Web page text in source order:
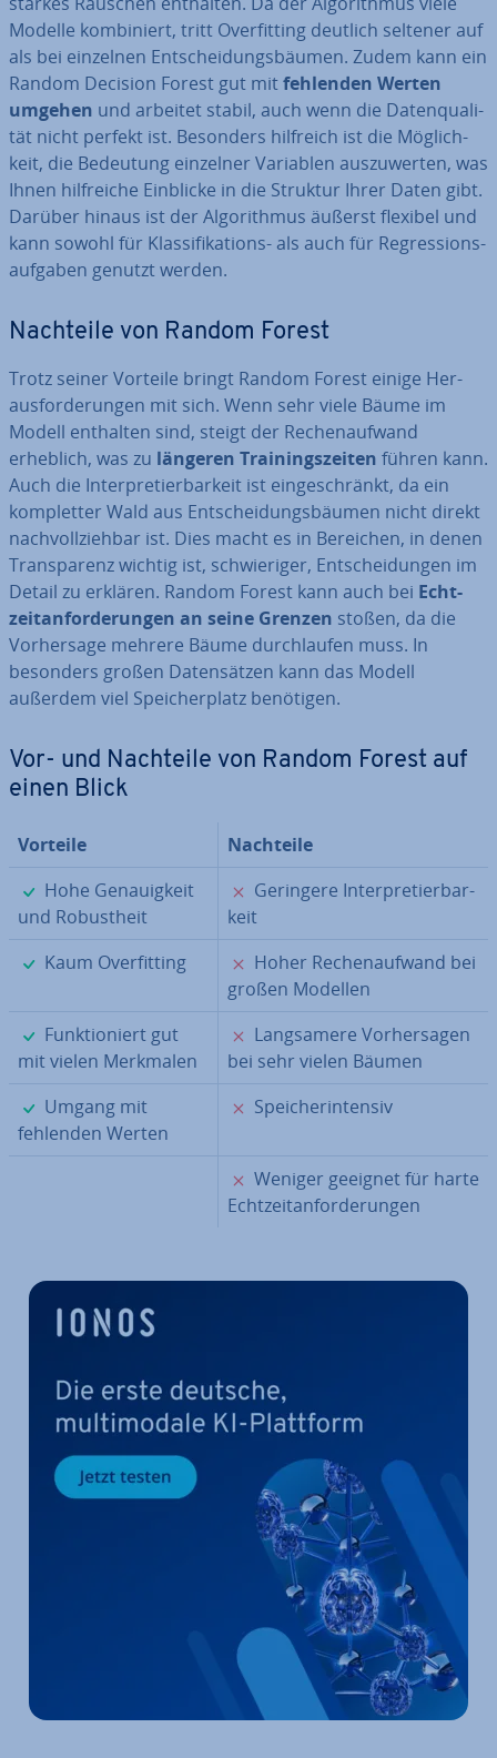
Modelle kom­bi­niert, tritt Over­fit­ting deutlich seltener auf
als bei einzelnen Ent­schei­dungs­bäu­men. Zudem kann ein
Random Decision Forest gut mitfehlenden Werten
umgehen und arbeitet stabil, auch wenn die Da­ten­qua­li­
tät nicht perfekt ist. Besonders hilfreich ist die Mög­lich­
keit, die Bedeutung einzelner Variablen aus­zu­wer­ten, was
Ihnen hilf­rei­che Einblicke in die Struktur Ihrer Daten gibt.
Darüber hinaus ist der Al­go­rith­mus äußerst flexibel und
kann sowohl für Klas­si­fi­ka­ti­ons- als auch für Re­gres­si­ons­
auf­ga­ben genutzt werden.
Nachteile von Random Forest
Trotz seiner Vorteile bringt Random Forest einige Her­
aus­for­de­run­gen mit sich. Wenn sehr viele Bäume im
Modell enthalten sind, steigt der Re­chen­auf­wand
erheblich, was zu längeren Trai­nings­zei­ten führen kann.
Auch die In­ter­pre­tier­bar­keit ist ein­ge­schränkt, da ein
kom­plet­ter Wald aus Ent­schei­dungs­bäu­men nicht direkt
nach­voll­zieh­bar ist. Dies macht es in Bereichen, in denen
Trans­pa­renz wichtig ist, schwie­ri­ger, Ent­schei­dun­gen im
Detail zu erklären. Random Forest kann auch bei Echt­
zeit­an­for­de­run­gen an seine Grenzen stoßen, da die
Vor­her­sa­ge mehrere Bäume durch­lau­fen muss. In
besonders großen Da­ten­sät­zen kann das Modell
außerdem viel Spei­cher­platz benötigen.
Vor- und Nachteile von Random Forest auf
einen Blick
Vorteile
Nachteile
✓
Hohe Ge­nau­ig­keit
und Ro­bust­heit
✗
Geringere In­ter­pre­tier­bar­
keit
✓
Kaum Over­fit­ting ✗
Hoher Re­chen­auf­wand bei
großen Modellen
✓
Funk­tio­niert gut
mit vielen Merkmalen
✗
Lang­sa­me­re Vor­her­sa­gen
bei sehr vielen Bäumen
✓
Umgang mit
fehlenden Werten
✗
Spei­cher­in­ten­siv
✗
Weniger geeignet für harte
Echt­zeit­an­for­de­run­gen